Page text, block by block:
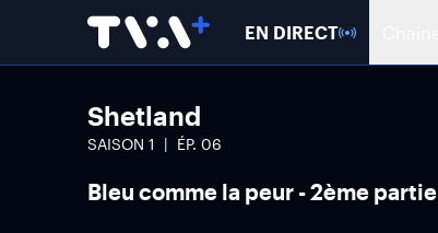
EN DIRECT
Shetland
SAISON 1 ÉP. 06
Bleu comme la peur - 2ème partie